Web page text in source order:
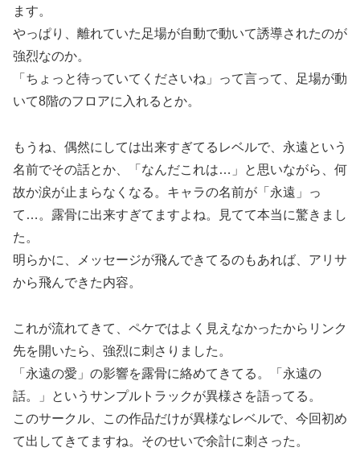
ます。
やっぱり、離れていた足場が自動で動いて誘導されたのが
強烈なのか。
「ちょっと待っていてくださいね」って言って、足場が動
いて8階のフロアに入れるとか。
もうね、偶然にしては出来すぎてるレベルで、永遠という
名前でその話とか、「なんだこれは…」と思いながら、何
故か涙が止まらなくなる。キャラの名前が「永遠」っ
て…。露骨に出来すぎてますよね。見てて本当に驚きまし
た。
明らかに、メッセージが飛んできてるのもあれば、アリサ
から飛んできた内容。
これが流れてきて、ペケではよく見えなかったからリンク
先を開いたら、強烈に刺さりました。
「永遠の愛」の影響を露骨に絡めてきてる。「永遠の
話。」というサンプルトラックが異様さを語ってる。
このサークル、この作品だけが異様なレベルで、今回初め
て出してきてますね。そのせいで余計に刺さった。